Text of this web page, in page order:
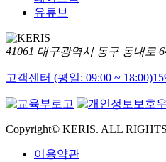
유튜브
41061 대구광역시 동구 동내로
고객센터 (평일: 09:00 ~ 18:00)
Copyright© KERIS. ALL
이용약관